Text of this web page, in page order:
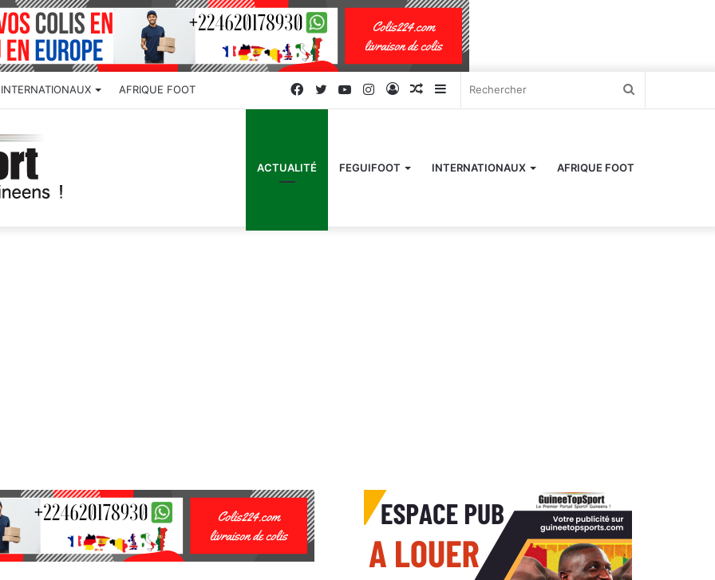
INTERNATIONAUX AFRIQUE FOOT Sidebar
latérale)
Article
Connexion
Instagram
YouTube
Twitter
Facebook
ACTUALITÉ FEGUIFOOT INTERNATIONAUX AFRIQUE FOOT